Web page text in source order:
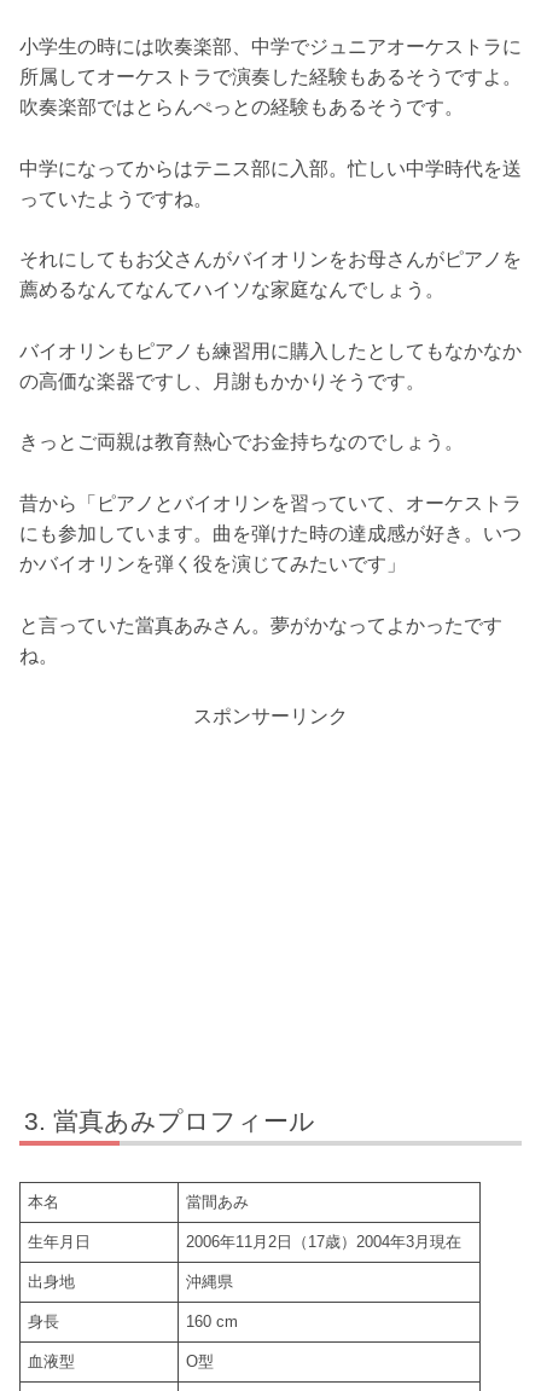
小学生の時には吹奏楽部、中学でジュニアオーケストラに
所属してオーケストラで演奏した経験もあるそうですよ。
吹奏楽部ではとらんぺっとの経験もあるそうです。
中学になってからはテニス部に入部。忙しい中学時代を送
っていたようですね。
それにしてもお父さんがバイオリンをお母さんがピアノを
薦めるなんてなんてハイソな家庭なんでしょう。
バイオリンもピアノも練習用に購入したとしてもなかなか
の高価な楽器ですし、月謝もかかりそうです。
きっとご両親は教育熱心でお金持ちなのでしょう。
昔から「ピアノとバイオリンを習っていて、オーケストラ
にも参加しています。曲を弾けた時の達成感が好き。いつ
かバイオリンを弾く役を演じてみたいです」
と言っていた當真あみさん。夢がかなってよかったです
ね。
スポンサーリンク
當真あみプロフィール
本名 當間あみ
生年月日 2006年11月2日（17歳）2004年3月現在
出身地 沖縄県
身長 160 cm
血液型 O型